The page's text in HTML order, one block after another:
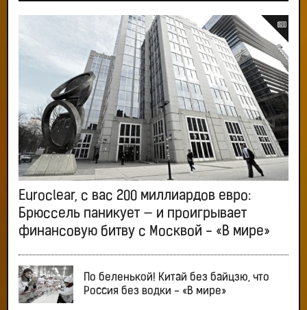
Euroclear, с вас 200 миллиардов евро:
Брюссель паникует — и проигрывает
финансовую битву с Москвой - «В мире»
По беленькой! Китай без байцзю, что
Россия без водки - «В мире»